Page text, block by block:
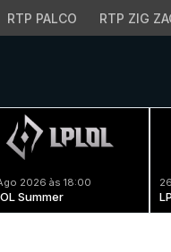
RTP PALCO RTP ZIG
2026 às 18:00
Summer